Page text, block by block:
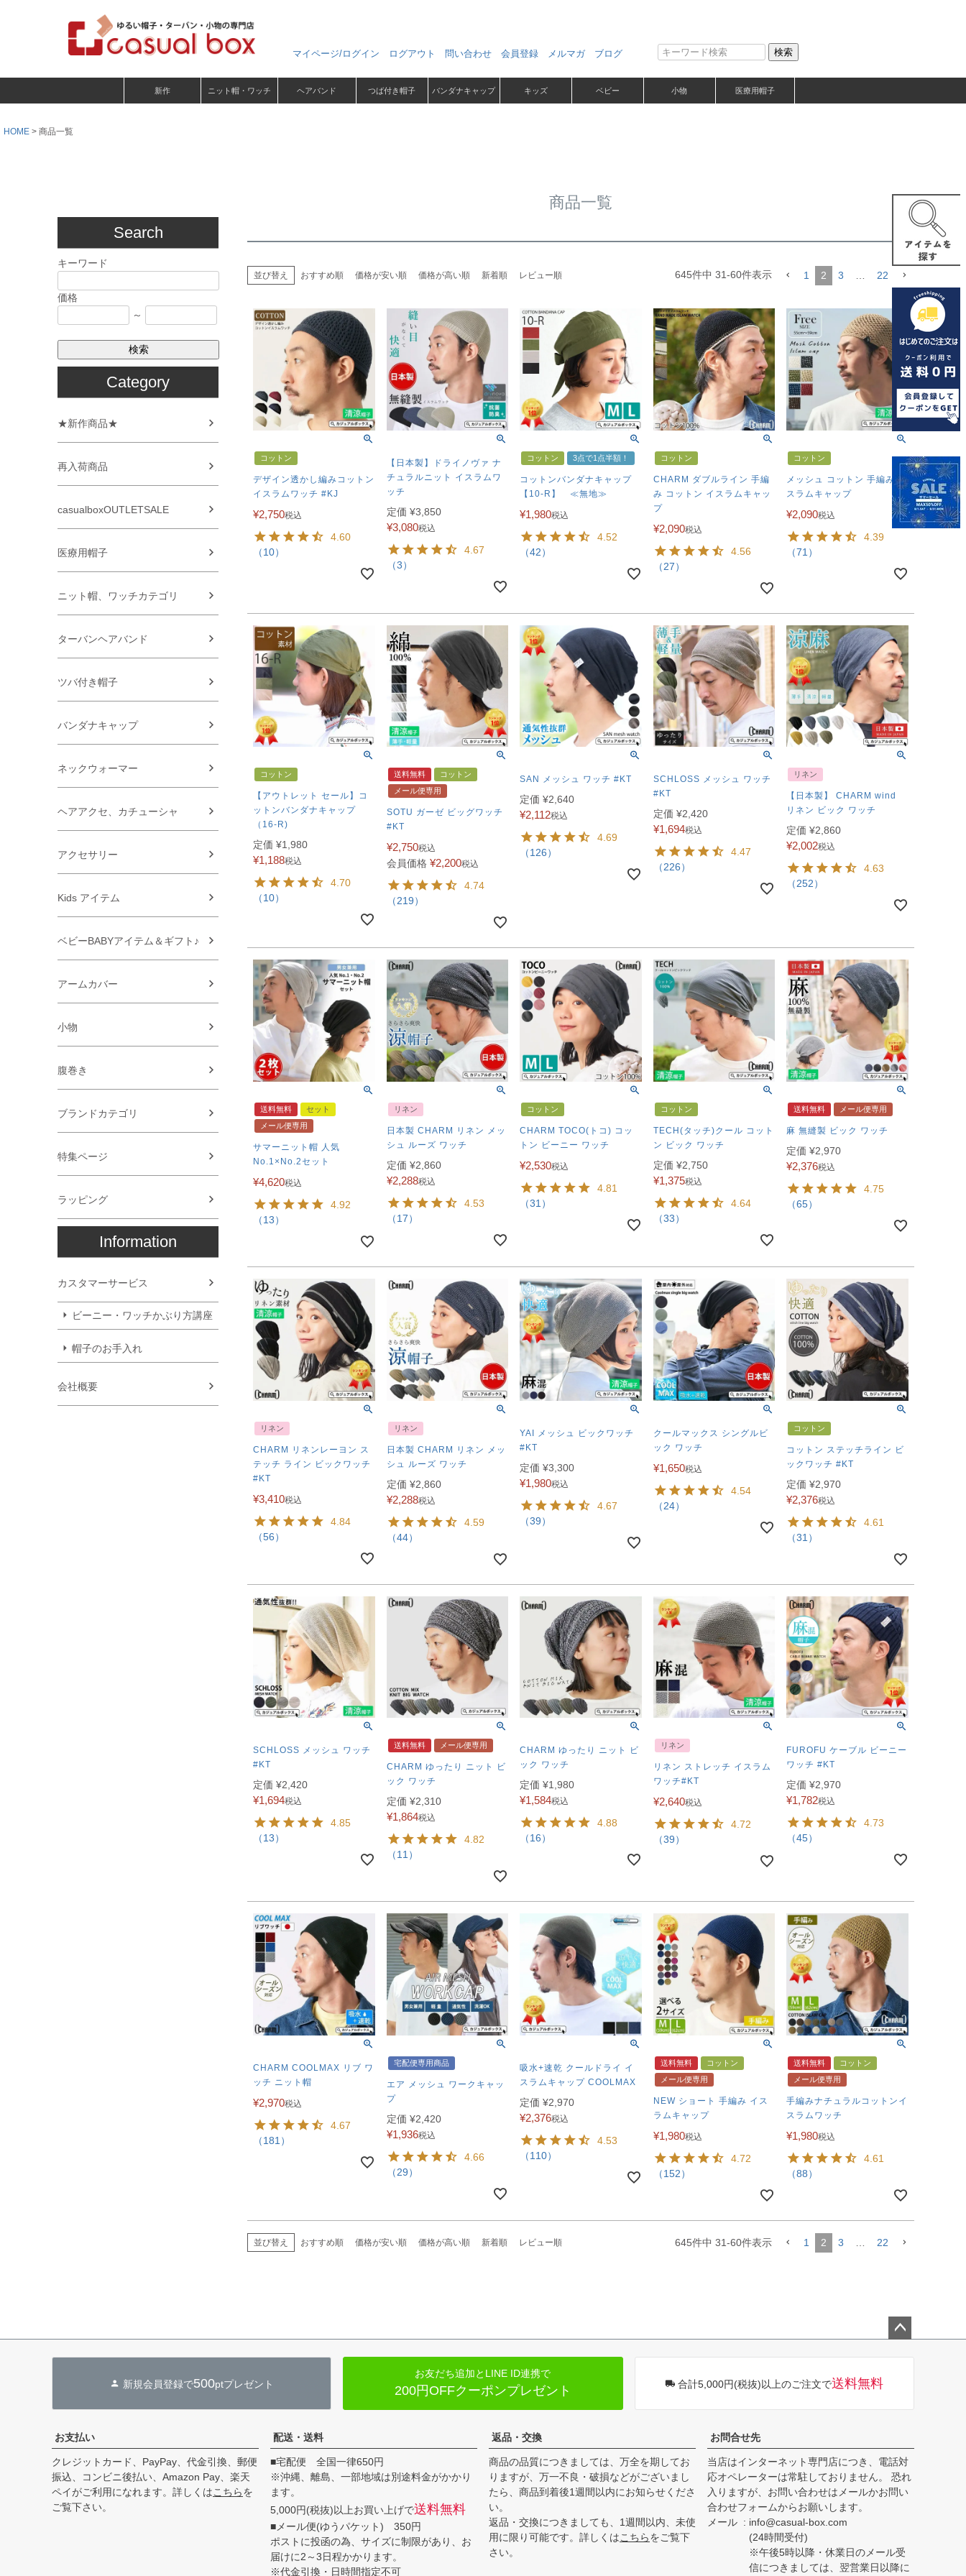
マイページ/ログイン ログアウト 問い合わせ 会員登録 メルマガ ブログ 検索
新作 ニット帽・ワッチ ヘアバンド つば付き帽子 バンダナキャップ キッズ ベビー 小物 医療用帽子
HOME 商品一覧
Search
キーワード
価格
～
検索
Category
★新作商品★
再入荷商品
casualboxOUTLETSALE
医療用帽子
ニット帽、ワッチカテゴリ
ターバンヘアバンド
ツバ付き帽子
バンダナキャップ
ネックウォーマー
ヘアアクセ、カチューシャ
アクセサリー
Kids アイテム
ベビーBABYアイテム＆ギフト♪
アームカバー
小物
腹巻き
ブランドカテゴリ
特集ページ
ラッピング
Information
カスタマーサービス
ビーニー・ワッチかぶり方講座
帽子のお手入れ
会社概要
商品一覧
並び替え おすすめ順 価格が安い順 価格が高い順 新着順 レビュー順 645件中 31-60件表示 1 2 3 22
コットン
デザイン透かし編みコットン
イスラムワッチ #KJ
¥2,750税込
4.60
（10）
【日本製】ドライノヴァ ナ
チュラルニット イスラムワ
ッチ
定価 ¥3,850
¥3,080税込
4.67
（3）
コットン 3点で1点半額！
コットンバンダナキャップ
【10-R】 ≪無地≫
¥1,980税込
4.52
（42）
コットン
CHARM ダブルライン 手編
み コットン イスラムキャッ
プ
¥2,090税込
4.56
（27）
コットン
メッシュ コットン 手編み イ
スラムキャップ
¥2,090税込
4.39
（71）
コットン
【アウトレット セール】コ
ットンバンダナキャップ
（16-R)
定価 ¥1,980
¥1,188税込
4.70
（10）
送料無料
コットン
メール便専用
SOTU ガーゼ ビッグワッチ
#KT
¥2,750税込
会員価格 ¥2,200税込
4.74
（219）
SAN メッシュ ワッチ #KT
定価 ¥2,640
¥2,112税込
4.69
（126）
SCHLOSS メッシュ ワッチ
#KT
定価 ¥2,420
¥1,694税込
4.47
（226）
リネン
【日本製】 CHARM wind
リネン ビック ワッチ
定価 ¥2,860
¥2,002税込
4.63
（252）
送料無料
セット
メール便専用
サマーニット帽 人気
No.1×No.2セット
¥4,620税込
4.92
（13）
リネン
日本製 CHARM リネン メッ
シュ ルーズ ワッチ
定価 ¥2,860
¥2,288税込
4.53
（17）
コットン
CHARM TOCO(トコ) コッ
トン ビーニー ワッチ
¥2,530税込
4.81
（31）
コットン
TECH(タッチ)クール コット
ン ビック ワッチ
定価 ¥2,750
¥1,375税込
4.64
（33）
送料無料 メール便専用
麻 無縫製 ビック ワッチ
定価 ¥2,970
¥2,376税込
4.75
（65）
リネン
CHARM リネンレーヨン ス
テッチ ライン ビックワッチ
#KT
¥3,410税込
4.84
（56）
リネン
日本製 CHARM リネン メッ
シュ ルーズ ワッチ
定価 ¥2,860
¥2,288税込
4.59
（44）
YAI メッシュ ビックワッチ
#KT
定価 ¥3,300
¥1,980税込
4.67
（39）
クールマックス シングルビ
ック ワッチ
¥1,650税込
4.54
（24）
コットン
コットン ステッチライン ビ
ックワッチ #KT
定価 ¥2,970
¥2,376税込
4.61
（31）
SCHLOSS メッシュ ワッチ
#KT
定価 ¥2,420
¥1,694税込
4.85
（13）
送料無料 メール便専用
CHARM ゆったり ニット ビ
ック ワッチ
定価 ¥2,310
¥1,864税込
4.82
（11）
CHARM ゆったり ニット ビ
ック ワッチ
定価 ¥1,980
¥1,584税込
4.88
（16）
リネン
リネン ストレッチ イスラム
ワッチ#KT
¥2,640税込
4.72
（39）
FUROFU ケーブル ビーニー
ワッチ #KT
定価 ¥2,970
¥1,782税込
4.73
（45）
CHARM COOLMAX リブ ワ
ッチ ニット帽
¥2,970税込
4.67
（181）
宅配便専用商品
エア メッシュ ワークキャッ
プ
定価 ¥2,420
¥1,936税込
4.66
（29）
吸水+速乾 クールドライ イ
スラムキャップ COOLMAX
定価 ¥2,970
¥2,376税込
4.53
（110）
送料無料
コットン
メール便専用
NEW ショート 手編み イス
ラムキャップ
¥1,980税込
4.72
（152）
送料無料
コットン
メール便専用
手編みナチュラルコットンイ
スラムワッチ
¥1,980税込
4.61
（88）
並び替え おすすめ順 価格が安い順 価格が高い順 新着順 レビュー順 645件中 31-60件表示 1 2 3 22
新規会員登録で500ptプレゼント
お友だち追加とLINE ID連携で
200円OFFクーポンプレゼント 合計5,000円(税抜)以上のご注文で送料無料
お支払い
クレジットカード、PayPay、代金引換、郵便
振込、コンビニ後払い、Amazon Pay、楽天
ペイがご利用になれます。詳しくはこちらを
ご覧下さい。
配送・送料
■宅配便 全国一律650円
※沖縄、離島、一部地域は別途料金がかかり
ます。
5,000円(税抜)以上お買い上げで送料無料
■メール便(ゆうパケット) 350円
ポストに投函の為、サイズに制限があり、お
届けに2～3日程かかります。
※代金引換・日時間指定不可
返品・交換
商品の品質につきましては、万全を期してお
りますが、万一不良・破損などがございまし
たら、商品到着後1週間以内にお知らせくださ
い。
返品・交換につきましても、1週間以内、未使
用に限り可能です。詳しくはこちらをご覧下
さい。
お問合せ先
当店はインターネット専門店につき、電話対
応オペレーターは常駐しておりません。 恐れ
入りますが、お問い合わせはメールかお問い
合わせフォームからお願いします。
メール
info@casual-box.com
(24時間受付)
※午後5時以降・休業日のメール受
信につきましては、翌営業日以降に